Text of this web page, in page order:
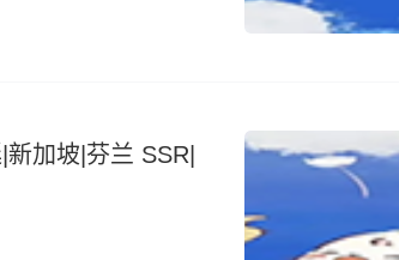
加坡|芬兰 SSR|